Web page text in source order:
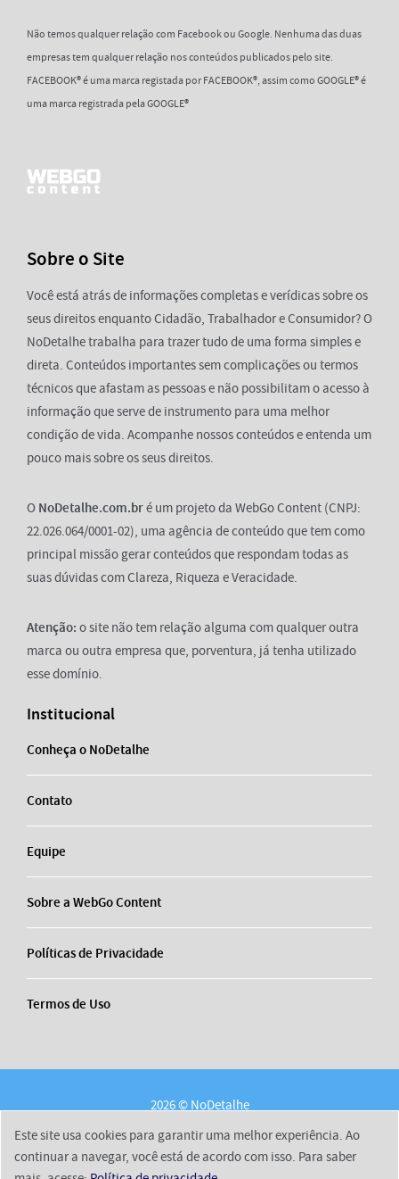
Não temos qualquer relação com Facebook ou Google. Nenhuma das duas
empresas tem qualquer relação nos conteúdos publicados pelo site.
FACEBOOK® é uma marca registada por FACEBOOK®, assim como GOOGLE® é
uma marca registrada pela GOOGLE®
Sobre o Site
Você está atrás de informações completas e verídicas sobre os
seus direitos enquanto Cidadão, Trabalhador e Consumidor? O
NoDetalhe trabalha para trazer tudo de uma forma simples e
direta. Conteúdos importantes sem complicações ou termos
técnicos que afastam as pessoas e não possibilitam o acesso à
informação que serve de instrumento para uma melhor
condição de vida. Acompanhe nossos conteúdos e entenda um
pouco mais sobre os seus direitos.
O NoDetalhe.com.bré um projeto da WebGo Content (CNPJ:
22.026.064/0001-02), uma agência de conteúdo que tem como
principal missão gerar conteúdos que respondam todas as
suas dúvidas com Clareza, Riqueza e Veracidade.
Atenção: o site não tem relação alguma com qualquer outra
marca ou outra empresa que, porventura, já tenha utilizado
esse domínio.
Institucional
Conheça o NoDetalhe
Contato
Equipe
Sobre a WebGo Content
Políticas de Privacidade
Termos de Uso
2026 © NoDetalhe
Sobre a WebGo Content
Políticas de Privacidade
Este site usa cookies para garantir uma melhor experiência. Ao
continuar a navegar, você está de acordo com isso. Para saber